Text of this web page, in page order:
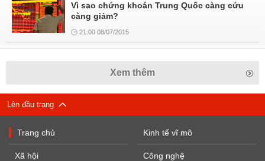
Vì sao chứng khoán Trung Quốc càng cứu
càng giảm?
21:00 08/07/2015
Xem thêm
Lên đầu trang
Trang chủ
Xã hội
Kinh tế vĩ mô
Công nghệ